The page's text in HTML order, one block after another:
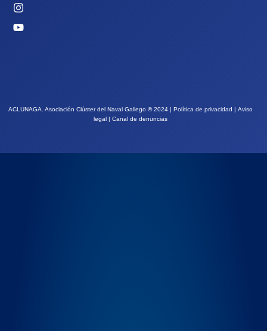
ACLUNAGA. Asociación Clúster del Naval Gallego ©2024 | Política de privacidad
Aviso
legal
Canal de denuncias